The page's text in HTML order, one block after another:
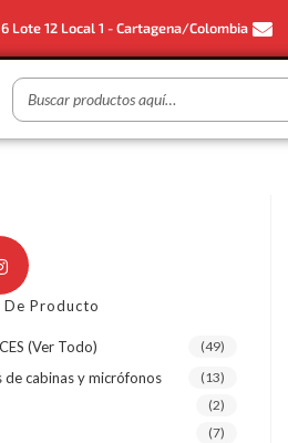
Lote 12 Local 1 - Cartagena/Colombia
Producto
(ver Todo) (49)
de cabinas y micrófonos (13)
(2)
(7)